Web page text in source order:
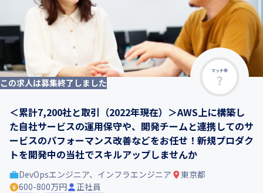
マッチ率
この求人は募集終了しました
＜累計7,200社と取引（2022年現在）＞AWS上に構築し
た自社サービスの運用保守や、開発チームと連携してのサ
ービスのパフォーマンス改善などをお任せ！新規プロダク
トを開発中の当社でスキルアップしませんか
DevOpsエンジニア、インフラエンジニア
東京都
600-800万円
正社員